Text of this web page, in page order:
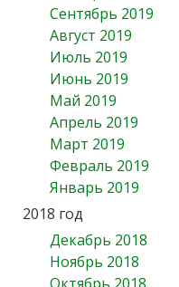
Сентябрь 2019
Август 2019
Июль 2019
Июнь 2019
Май 2019
Апрель 2019
Март 2019
Февраль 2019
Январь 2019
2018 год
Декабрь 2018
Ноябрь 2018